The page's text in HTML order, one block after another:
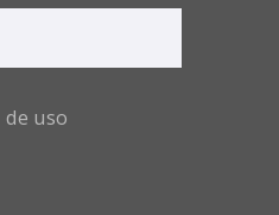
de uso